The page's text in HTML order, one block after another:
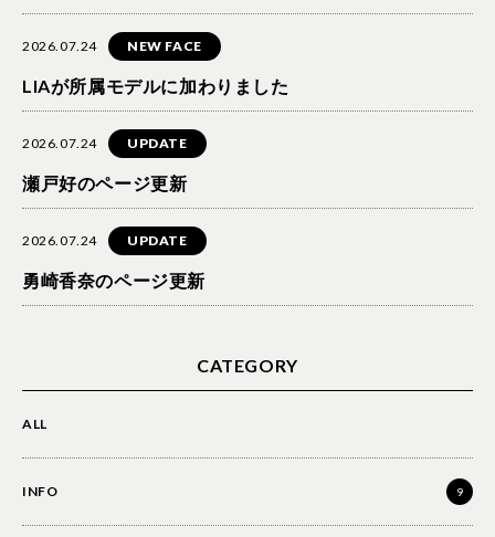
2026.07.24 NEW FACE
LIAが所属モデルに加わりました
2026.07.24 UPDATE
瀬戸好のページ更新
2026.07.24 UPDATE
勇崎香奈のページ更新
CATEGORY
ALL
INFO 9